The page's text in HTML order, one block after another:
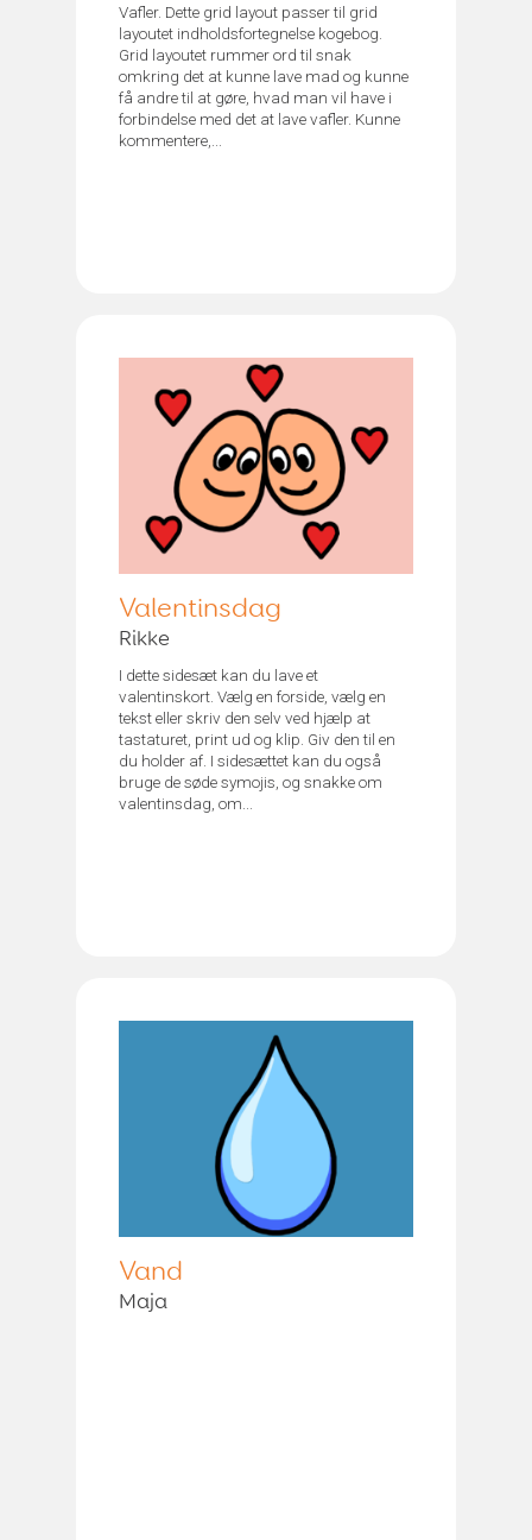
Vafler. Dette grid layout passer til grid
layoutet indholdsfortegnelse kogebog.
Grid layoutet rummer ord til snak
omkring det at kunne lave mad og kunne
få andre til at gøre, hvad man vil have i
forbindelse med det at lave vafler. Kunne
kommentere,...
Valentinsdag
Rikke
I dette sidesæt kan du lave et
valentinskort. Vælg en forside, vælg en
tekst eller skriv den selv ved hjælp at
tastaturet, print ud og klip. Giv den til en
du holder af. I sidesættet kan du også
bruge de søde symojis, og snakke om
valentinsdag, om...
Vand
Maja